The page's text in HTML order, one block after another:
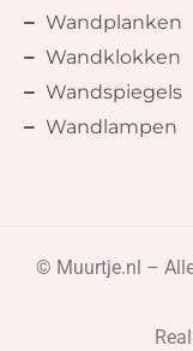
Wandplanken
Wandklokken
Wandspiegels
Wandlampen
© Muurtje.nl –